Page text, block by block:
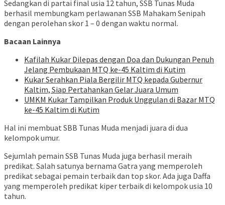
Sedangkan di partai final usia 12 tahun, SSB Tunas Muda
berhasil membungkam perlawanan SSB Mahakam Senipah
dengan perolehan skor 1 – 0 dengan waktu normal.
Bacaan Lainnya
Kafilah Kukar Dilepas dengan Doa dan Dukungan Penuh
Jelang Pembukaan MTQ ke-45 Kaltim di Kutim
Kukar Serahkan Piala Bergilir MTQ kepada Gubernur
Kaltim, Siap Pertahankan Gelar Juara Umum
UMKM Kukar Tampilkan Produk Unggulan di Bazar MTQ
ke-45 Kaltim di Kutim
Hal ini membuat SBB Tunas Muda menjadi juara di dua
kelompok umur.
Sejumlah pemain SSB Tunas Muda juga berhasil meraih
predikat. Salah satunya bernama Gatra yang memperoleh
predikat sebagai pemain terbaik dan top skor. Ada juga Daffa
yang memperoleh predikat kiper terbaik di kelompok usia 10
tahun.